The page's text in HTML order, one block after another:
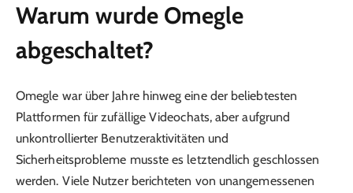
Warum wurde Omegle
abgeschaltet?
Omegle war über Jahre hinweg eine der beliebtesten
Plattformen für zufällige Videochats, aber aufgrund
unkontrollierter Benutzeraktivitäten und
Sicherheitsprobleme musste es letztendlich geschlossen
werden. Viele Nutzer berichteten von unangemessenen